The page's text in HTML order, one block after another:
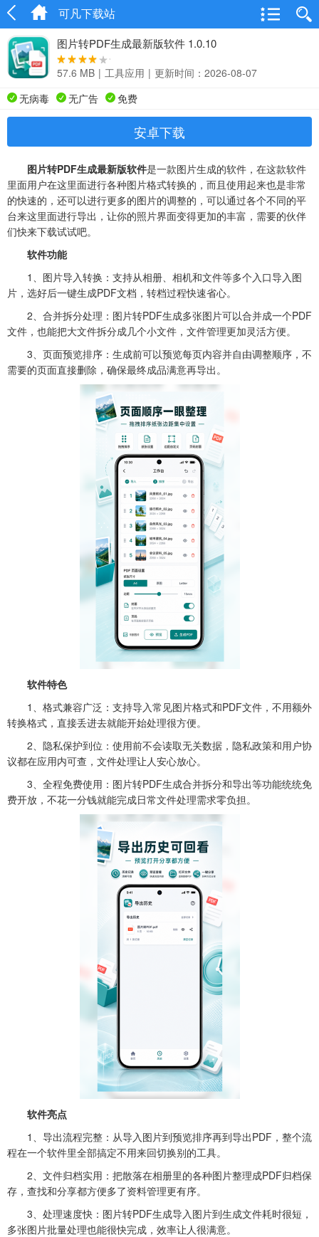
可凡下载站
图片转PDF生成最新版软件 1.0.10
57.6 MB | 工具应用 | 更新时间：2026-08-07
无病毒
无广告 免费
安卓下载
图片转PDF生成最新版软件是一款图片生成的软件，在这款软件
里面用户在这里面进行各种图片格式转换的，而且使用起来也是非常
的快速的，还可以进行更多的图片的调整的，可以通过各个不同的平
台来这里面进行导出，让你的照片界面变得更加的丰富，需要的伙伴
们快来下载试试吧。
软件功能
1、图片导入转换：支持从相册、相机和文件等多个入口导入图
片，选好后一键生成PDF文档，转档过程快速省心。
2、合并拆分处理：图片转PDF生成多张图片可以合并成一个PDF
文件，也能把大文件拆分成几个小文件，文件管理更加灵活方便。
3、页面预览排序：生成前可以预览每页内容并自由调整顺序，不
需要的页面直接删除，确保最终成品满意再导出。
软件特色
1、格式兼容广泛：支持导入常见图片格式和PDF文件，不用额外
转换格式，直接丢进去就能开始处理很方便。
2、隐私保护到位：使用前不会读取无关数据，隐私政策和用户协
议都在应用内可查，文件处理让人安心放心。
3、全程免费使用：图片转PDF生成合并拆分和导出等功能统统免
费开放，不花一分钱就能完成日常文件处理需求零负担。
软件亮点
1、导出流程完整：从导入图片到预览排序再到导出PDF，整个流
程在一个软件里全部搞定不用来回切换别的工具。
2、文件归档实用：把散落在相册里的各种图片整理成PDF归档保
存，查找和分享都方便多了资料管理更有序。
3、处理速度快：图片转PDF生成导入图片到生成文件耗时很短，
多张图片批量处理也能很快完成，效率让人很满意。